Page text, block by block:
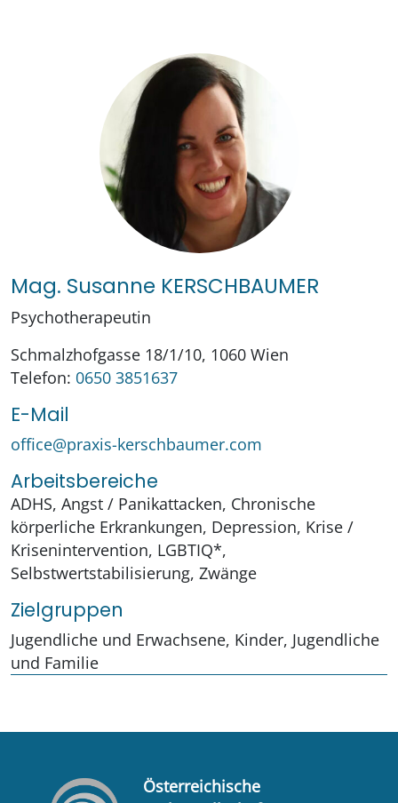
Mag. Susanne KERSCHBAUMER
Psychotherapeutin
Schmalzhofgasse 18/1/10, 1060 Wien
Telefon: 0650 3851637
E-Mail
office@praxis-kerschbaumer.com
Arbeitsbereiche
ADHS, Angst / Panikattacken, Chronische
körperliche Erkrankungen, Depression, Krise /
Krisenintervention, LGBTIQ*,
Selbstwertstabilisierung, Zwänge
Zielgruppen
Jugendliche und Erwachsene, Kinder, Jugendliche
und Familie
Österreichische